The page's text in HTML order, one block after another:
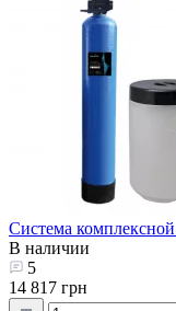
Система
В наличии
5
14 817 грн